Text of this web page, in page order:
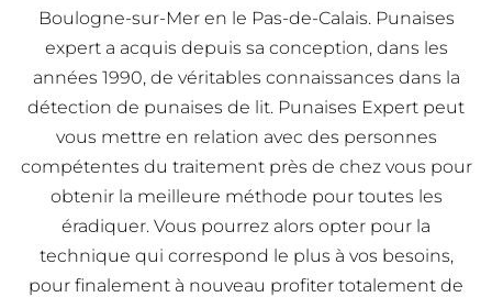
Boulogne-sur-Mer en le Pas-de-Calais. Punaises
expert a acquis depuis sa conception, dans les
années 1990, de véritables connaissances dans la
détection de punaises de lit. Punaises Expert peut
vous mettre en relation avec des personnes
compétentes du traitement près de chez vous pour
obtenir la meilleure méthode pour toutes les
éradiquer. Vous pourrez alors opter pour la
technique qui correspond le plus à vos besoins,
pour finalement à nouveau profiter totalement de